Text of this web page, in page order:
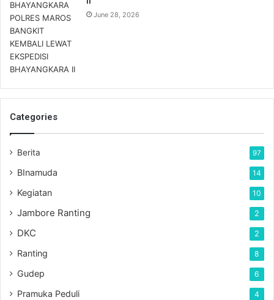
June 28, 2026
Categories
Berita 97
BInamuda 14
Kegiatan 10
Jambore Ranting 2
DKC 2
Ranting 8
Gudep 6
Pramuka Peduli 4